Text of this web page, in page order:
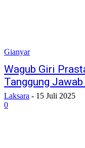
Gianyar
Wagub Giri
Tanggung
Laksara - 15 Juli 2025
0